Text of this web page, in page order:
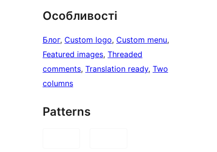
Особливості
Блог, Custom logo, Custom menu
Featured images, Threaded
comments, Translation ready, Two
columns
Patterns